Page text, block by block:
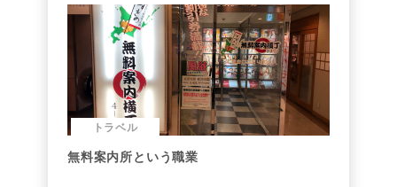
トラベル
無料案内所という職業